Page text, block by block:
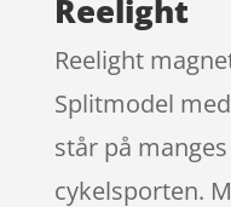
Reelight
Reelight
Splitmodel
står på
cykelsporten.